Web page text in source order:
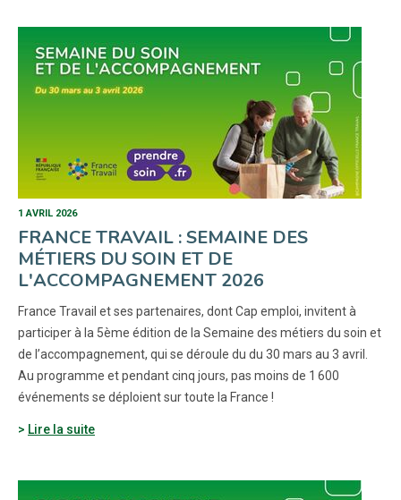
1 AVRIL 2026
FRANCE TRAVAIL : SEMAINE DES
MÉTIERS DU SOIN ET DE
L'ACCOMPAGNEMENT 2026
France Travail et ses partenaires, dont Cap emploi, invitent à
participer à la 5ème édition de la Semaine des métiers du soin et
de l’accompagnement, qui se déroule du du 30 mars au 3 avril.
Au programme et pendant cinq jours, pas moins de 1 600
événements se déploient sur toute la France !
Lire la suite